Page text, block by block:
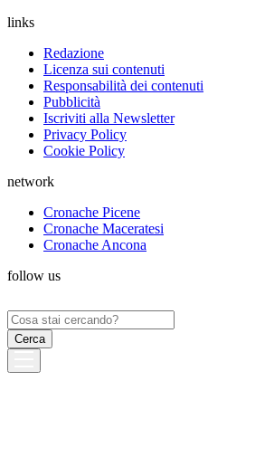
links
Redazione
Licenza sui contenuti
Responsabilità dei contenuti
Pubblicità
Iscriviti alla Newsletter
Privacy Policy
Cookie Policy
network
Cronache Picene
Cronache Maceratesi
Cronache Ancona
follow us
Ricerca
per: